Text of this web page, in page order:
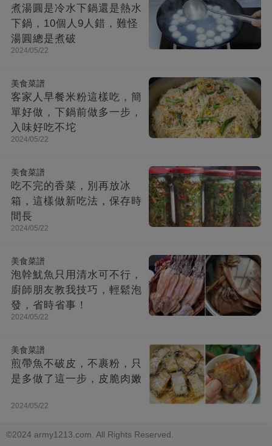
煮湯圓是冷水下鍋還是熱水
下鍋，10個人9人錯，難怪
湯圓總是煮破
2024/05/22
美食菜譜
客家人早餐米粉這樣吃，簡
單好做，下鍋前做多一步，
入味好吃不坨
2024/05/22
美食菜譜
吃不完的香菜，別再放冰
箱，這樣做新吃法，保存時
間長
2024/05/22
美食菜譜
泡幹魷魚只用清水可不行，
廚師朋友教我技巧，輕鬆泡
發，省時省事！
2024/05/22
美食菜譜
煎帶魚不破皮，不裹粉，只
是多做了這一步，皮脆肉嫩
2024/05/22
©2024 army1213.com. All Rights Reserved.